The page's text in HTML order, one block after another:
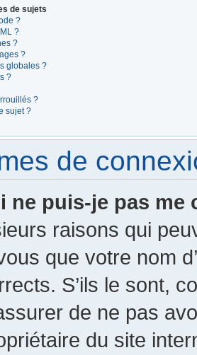
de sujets
?
?
?
?
globales ?
?
?
sujet ?
de
ne puis-je pas me
raisons qui
que votre nom
S’ils le sont,
de ne pas
du site